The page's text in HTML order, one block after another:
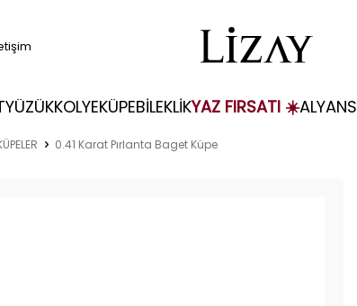
YÜZÜKKOLYEKÜPEBİLEKLİKYAZ FIRSATI ☀️ALYANS
0.41 Karat Pırlanta Baget Küpe